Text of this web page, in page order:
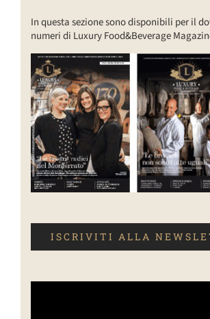
In questa sezione sono disponibili per il
numeri di Luxury Food&Beverage
ISCRIVITI ALLA